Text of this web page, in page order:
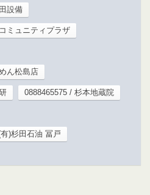
設備
ミュニティプラザ
ん松島店
0888465575 / 杉本地蔵院
)杉田石油 冨戸